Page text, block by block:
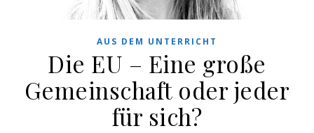
AUS DEM UNTERRICHT
Die EU – Eine große
Gemeinschaft oder jeder
für sich?